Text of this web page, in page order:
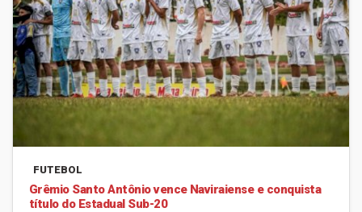
FUTEBOL
Grêmio Santo Antônio vence Naviraiense e conquista
título do Estadual Sub-20